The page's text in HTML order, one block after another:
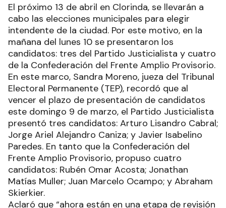
El próximo 13 de abril en Clorinda, se llevarán a
cabo las elecciones municipales para elegir
intendente de la ciudad. Por este motivo, en la
mañana del lunes 10 se presentaron los
candidatos: tres del Partido Justicialista y cuatro
de la Confederación del Frente Amplio Provisorio.
En este marco, Sandra Moreno, jueza del Tribunal
Electoral Permanente (TEP), recordó que al
vencer el plazo de presentación de candidatos
este domingo 9 de marzo, el Partido Justicialista
presentó tres candidatos: Arturo Lisandro Cabral;
Jorge Ariel Alejandro Caniza; y Javier Isabelino
Paredes. En tanto que la Confederación del
Frente Amplio Provisorio, propuso cuatro
candidatos: Rubén Omar Acosta; Jonathan
Matías Muller; Juan Marcelo Ocampo; y Abraham
Skierkier.
Aclaró que “ahora están en una etapa de revisión